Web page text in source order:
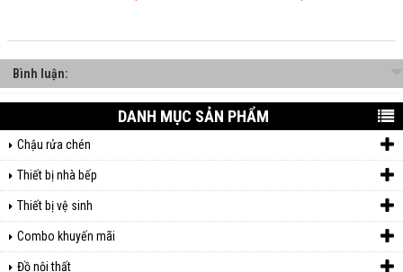
Bình luận:
DANH MỤC SẢN PHẨM
Chậu rửa chén
Thiết bị nhà bếp
Thiết bị vệ sinh
Combo khuyến mãi
Đồ nội thất